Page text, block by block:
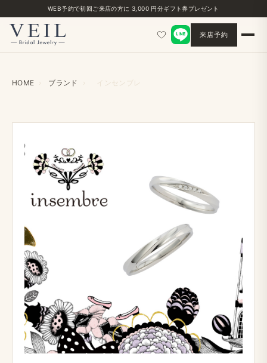
WEB予約で​初回ご来店の​方に​ 3,000 円分ギフト券プレゼント
来店予約
HOME › ブランド › インセンブレ